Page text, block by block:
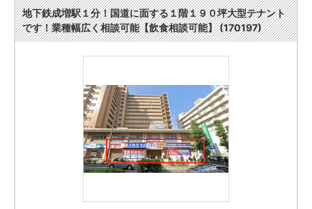
地下鉄成増駅１分！国道に面する１階１９０坪大型テナント
です！業種幅広く相談可能【飲食相談可能】 (170197)